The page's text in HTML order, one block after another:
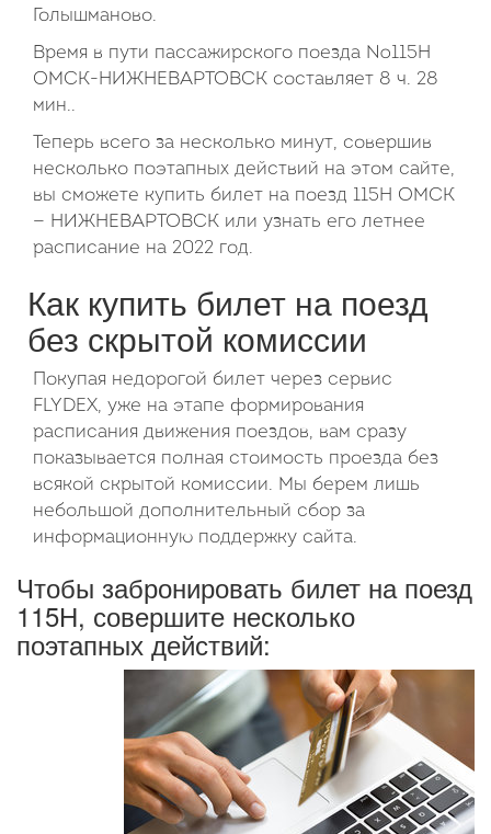
Голышманово.
Время в пути пассажирского поезда №115Н
ОМСК-НИЖНЕВАРТОВСК составляет 8 ч. 28
мин..
Теперь всего за несколько минут, совершив
несколько поэтапных действий на этом сайте,
вы сможете купить билет на поезд 115Н ОМСК
— НИЖНЕВАРТОВСК или узнать его летнее
расписание на 2022 год.
Как купить билет на поезд
без скрытой комиссии
Покупая недорогой билет через сервис
FLYDEX, уже на этапе формирования
расписания движения поездов, вам сразу
показывается полная стоимость проезда без
всякой скрытой комиссии. Мы берем лишь
небольшой дополнительный сбор за
информационную поддержку сайта.
Чтобы забронировать билет на поезд
115Н, совершите несколько
поэтапных действий: